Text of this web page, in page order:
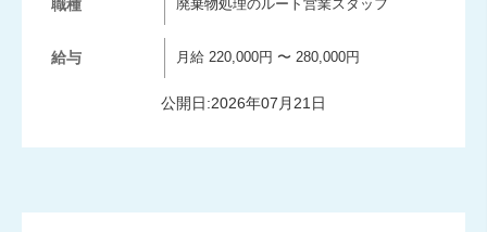
職種 廃棄物処理のルート営業スタッフ
給与 月給 220,000円 〜 280,000円
公開日:2026年07月21日